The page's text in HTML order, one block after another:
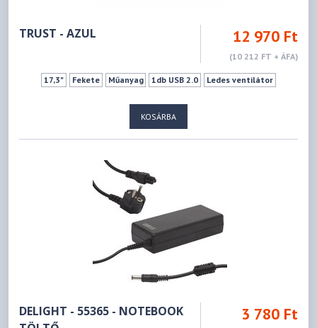
TRUST - AZUL 12 970 Ft
(10 212 FT + ÁFA)
17,3" Fekete Műanyag 1db USB 2.0 Ledes ventilátor
KOSÁRBA
DELIGHT - 55365 - NOTEBOOK
3 780 Ft